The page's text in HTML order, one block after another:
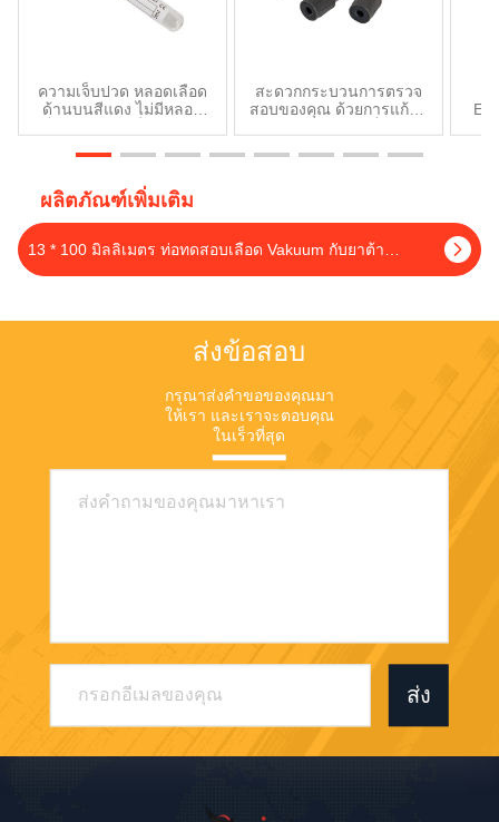
ความเจ็บปวด หลอดเลือด
ด้านบนสีแดง ไม่มีหลอด
สะดวกกระบวนการตรวจ
สอบของคุณ ด้วยการแก้ไข
ผลิตภัณฑ์เพิ่มเติม
ส่งข้อสอบ
กรุณาส่งคําขอของคุณมา
ให้เรา และเราจะตอบคุณ
ในเร็วที่สุด
ส่ง